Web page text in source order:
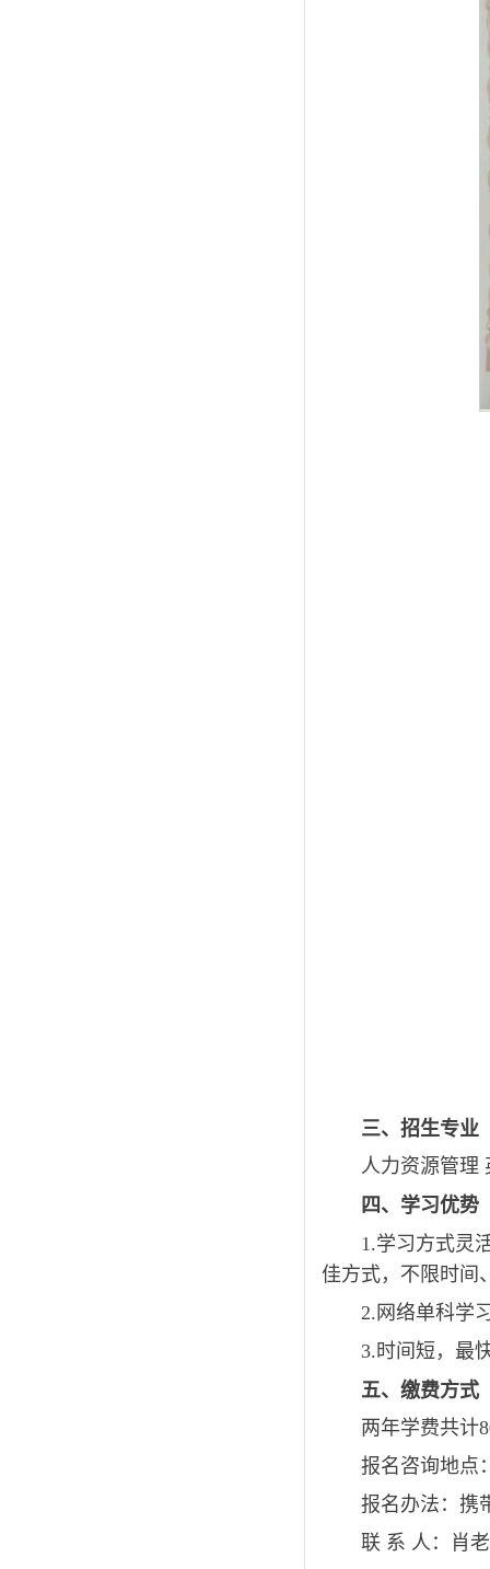
三、 招生专业
人力资源管理
四、学习优势
1.学习方式灵
佳方式，不限时间
2.网络单科学
3.时间短，最
五、缴费方式
两年学费共计
报名咨询地点
报名办法：携
联 系 人：肖